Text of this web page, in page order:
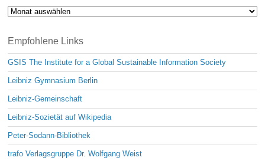
Archiv
Empfohlene Links
GSIS The Institute for a Global Sustainable Information Society
Leibniz Gymnasium Berlin
Leibniz-Gemeinschaft
Leibniz-Sozietät auf Wikipedia
Peter-Sodann-Bibliothek
trafo Verlagsgruppe Dr. Wolfgang Weist